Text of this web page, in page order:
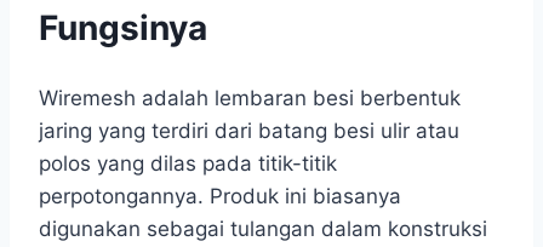
Fungsinya
Wiremesh adalah lembaran besi berbentuk
jaring yang terdiri dari batang besi ulir atau
polos yang dilas pada titik-titik
perpotongannya. Produk ini biasanya
digunakan sebagai tulangan dalam konstruksi